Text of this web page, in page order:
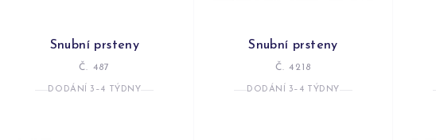
Snubní prsteny
Č. 487
DODÁNÍ 3–4 TÝDNY
Snubní prsteny
Č. 4218
DODÁNÍ 3–4 TÝDNY